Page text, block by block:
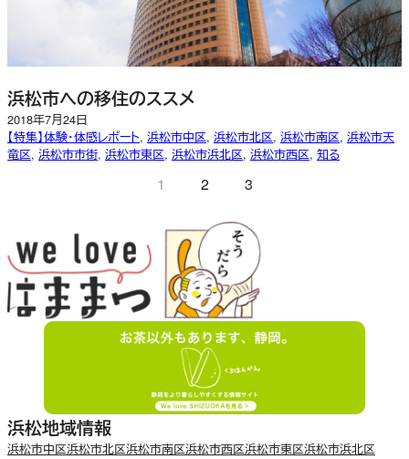
浜松市への移住のススメ
2018年7月24日
【特集】体験・体感レポート, 浜松市中区, 浜松市北区, 浜松市南区, 浜松市天
竜区, 浜松市市街, 浜松市東区, 浜松市浜北区, 浜松市西区, 知る
1 2 3
浜松地域情報
浜松市中区浜松市北区浜松市南区浜松市西区浜松市東区浜松市浜北区